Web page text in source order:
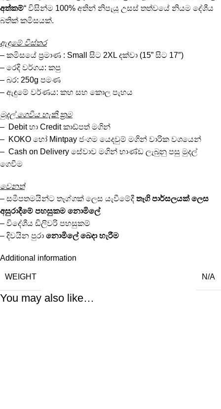
අත්කම්“ විසින්ම 100% අතින් නිපැයූ උසස් තත්වයේ නියම දේශීය
බතික් කමිසයක්.
ඇඳුමේ විස්තර
– කමිසයේ ප්‍රමාණ : Small සිට 2XL දක්වා (15” සිට 17″)
– රෙදි වර්ගය: කපු
– බර: 250g පමණ
– ඇඳුමේ වර්ණය: කහ සහ කොල පැහය
මුදල් ගෙවිය හැකි ක්‍රම
– Debit හා Credit කාඩ්පත් මගින්
– KOKO හෝ Mintpay ජංගම යෙදවුම් මගින් වාරික වශයෙන්
– Cash on Delivery සේවාව මගින් භාණ්ඩ ලැබුනු පසු මුදල්
ගෙවීම
වෙනත්
– සමීපතමයින්ට තෑග්ගක් ලෙස යැවීමේදී තෑගි පාර්සලයක් ලෙස
අසුරාදීමේ පහසුකම නොමිලේ
– විදේශීය ඩිලිවරි පහසුකම්
– දිවයින පුරා නොමිලේ බෙදා හැරීම
Additional information
WEIGHT N/A
You may also like…